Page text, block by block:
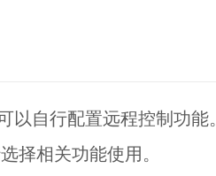
自行配置远程控制功能。
相关功能使用。